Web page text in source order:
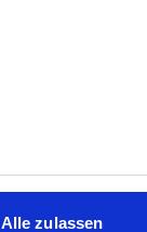
Alle zulassen